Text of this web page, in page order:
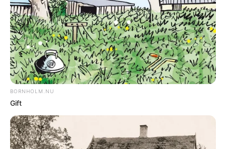
Dødsfald
NYHEDER
Cyklist alvorligt kvæstet i ulykke med lastbil i
Hasle
DØDSFALD
Dødsfald
Flere nyheder
SENESTE I NOTER